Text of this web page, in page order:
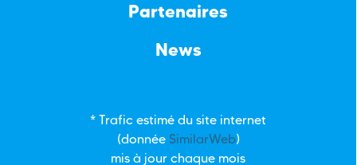
Partenaires
News
* Trafic estimé du site internet
(donnée SimilarWeb)
mis à jour chaque mois